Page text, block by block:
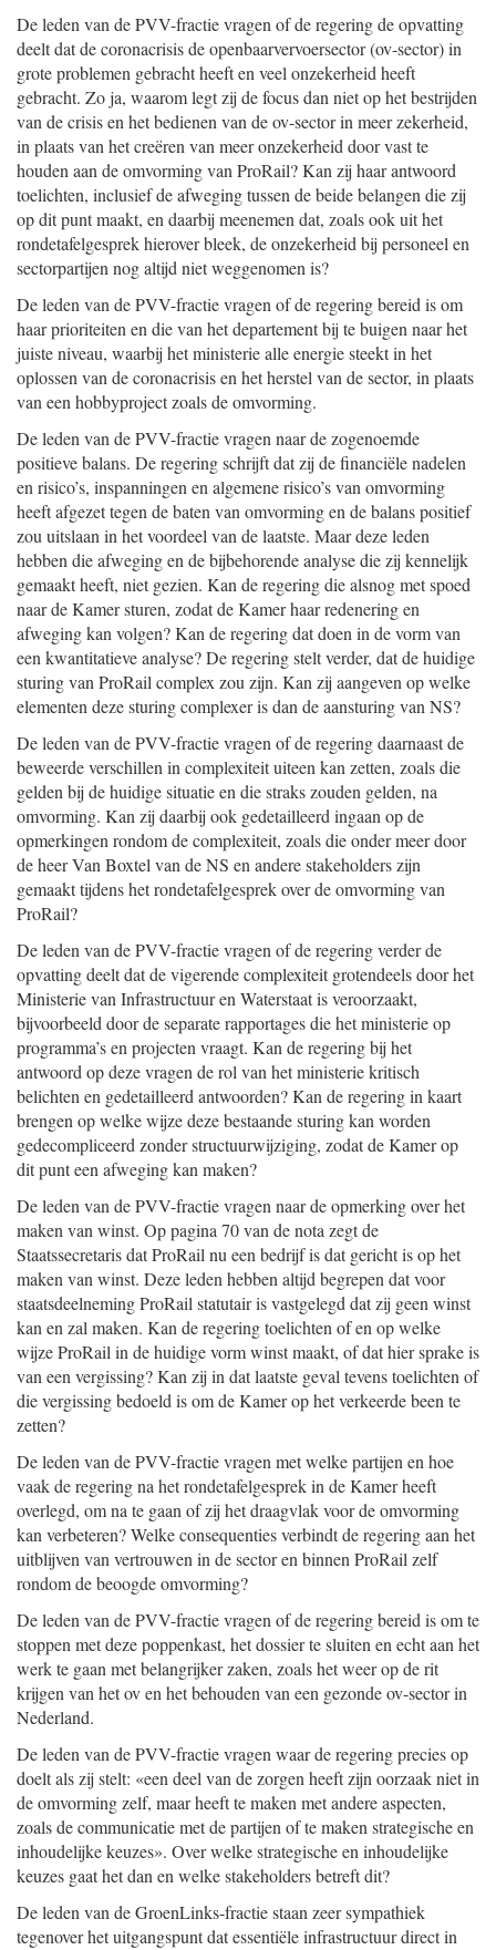
De leden van de PVV-fractie vragen of de regering de opvatting
deelt dat de coronacrisis de openbaarvervoersector (ov-sector) in
grote problemen gebracht heeft en veel onzekerheid heeft
gebracht. Zo ja, waarom legt zij de focus dan niet op het bestrijden
van de crisis en het bedienen van de ov-sector in meer zekerheid,
in plaats van het creëren van meer onzekerheid door vast te
houden aan de omvorming van ProRail? Kan zij haar antwoord
toelichten, inclusief de afweging tussen de beide belangen die zij
op dit punt maakt, en daarbij meenemen dat, zoals ook uit het
rondetafelgesprek hierover bleek, de onzekerheid bij personeel en
sectorpartijen nog altijd niet weggenomen is?
De leden van de PVV-fractie vragen of de regering bereid is om
haar prioriteiten en die van het departement bij te buigen naar het
juiste niveau, waarbij het ministerie alle energie steekt in het
oplossen van de coronacrisis en het herstel van de sector, in plaats
van een hobbyproject zoals de omvorming.
De leden van de PVV-fractie vragen naar de zogenoemde
positieve balans. De regering schrijft dat zij de financiële nadelen
en risico’s, inspanningen en algemene risico’s van omvorming
heeft afgezet tegen de baten van omvorming en de balans positief
zou uitslaan in het voordeel van de laatste. Maar deze leden
hebben die afweging en de bijbehorende analyse die zij kennelijk
gemaakt heeft, niet gezien. Kan de regering die alsnog met spoed
naar de Kamer sturen, zodat de Kamer haar redenering en
afweging kan volgen? Kan de regering dat doen in de vorm van
een kwantitatieve analyse? De regering stelt verder, dat de huidige
sturing van ProRail complex zou zijn. Kan zij aangeven op welke
elementen deze sturing complexer is dan de aansturing van NS?
De leden van de PVV-fractie vragen of de regering daarnaast de
beweerde verschillen in complexiteit uiteen kan zetten, zoals die
gelden bij de huidige situatie en die straks zouden gelden, na
omvorming. Kan zij daarbij ook gedetailleerd ingaan op de
opmerkingen rondom de complexiteit, zoals die onder meer door
de heer Van Boxtel van de NS en andere stakeholders zijn
gemaakt tijdens het rondetafelgesprek over de omvorming van
ProRail?
De leden van de PVV-fractie vragen of de regering verder de
opvatting deelt dat de vigerende complexiteit grotendeels door het
Ministerie van Infrastructuur en Waterstaat is veroorzaakt,
bijvoorbeeld door de separate rapportages die het ministerie op
programma’s en projecten vraagt. Kan de regering bij het
antwoord op deze vragen de rol van het ministerie kritisch
belichten en gedetailleerd antwoorden? Kan de regering in kaart
brengen op welke wijze deze bestaande sturing kan worden
gedecompliceerd zonder structuurwijziging, zodat de Kamer op
dit punt een afweging kan maken?
De leden van de PVV-fractie vragen naar de opmerking over het
maken van winst. Op pagina 70 van de nota zegt de
Staatssecretaris dat ProRail nu een bedrijf is dat gericht is op het
maken van winst. Deze leden hebben altijd begrepen dat voor
staatsdeelneming ProRail statutair is vastgelegd dat zij geen winst
kan en zal maken. Kan de regering toelichten of en op welke
wijze ProRail in de huidige vorm winst maakt, of dat hier sprake is
van een vergissing? Kan zij in dat laatste geval tevens toelichten of
die vergissing bedoeld is om de Kamer op het verkeerde been te
zetten?
De leden van de PVV-fractie vragen met welke partijen en hoe
vaak de regering na het rondetafelgesprek in de Kamer heeft
overlegd, om na te gaan of zij het draagvlak voor de omvorming
kan verbeteren? Welke consequenties verbindt de regering aan het
uitblijven van vertrouwen in de sector en binnen ProRail zelf
rondom de beoogde omvorming?
De leden van de PVV-fractie vragen of de regering bereid is om te
stoppen met deze poppenkast, het dossier te sluiten en echt aan het
werk te gaan met belangrijker zaken, zoals het weer op de rit
krijgen van het ov en het behouden van een gezonde ov-sector in
Nederland.
De leden van de PVV-fractie vragen waar de regering precies op
doelt als zij stelt: «een deel van de zorgen heeft zijn oorzaak niet in
de omvorming zelf, maar heeft te maken met andere aspecten,
zoals de communicatie met de partijen of te maken strategische en
inhoudelijke keuzes». Over welke strategische en inhoudelijke
keuzes gaat het dan en welke stakeholders betreft dit?
De leden van de GroenLinks-fractie staan zeer sympathiek
tegenover het uitgangspunt dat essentiële infrastructuur direct in